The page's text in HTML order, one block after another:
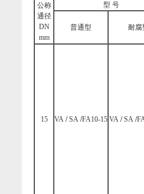
公称
通径
DN
mm
型 号
普通型 耐腐
15 VA /SA /FA10-15 VA /SA /